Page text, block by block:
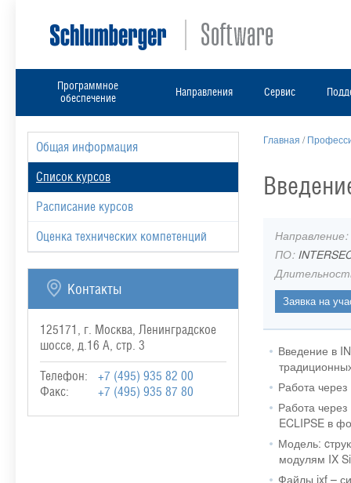
Программное
обеспечение
Направления Сервис
Общая информация
Список курсов
Расписание курсов
Оценка технических компетенций
Контакты
125171, г. Москва, Ленинградское
шоссе, д.16 А, стр. 3
Телефон:
+7 (495) 935 82 00
Факс:
+7 (495) 935 87 80
Главная /
Направление:
ПО:
Введение в
Работа
Работа
ECLIPSE в
Модель:
модулям IX
Файлы ixf –